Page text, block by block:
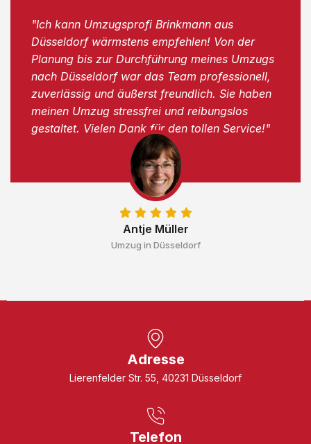
Antje Müller
Umzug in Düsseldorf
"Ich kann Umzugsprofi Brinkmann aus
Düsseldorf wärmstens empfehlen! Von der
Planung bis zur Durchführung meines Umzugs
nach Düsseldorf war das Team professionell,
zuverlässig und äußerst freundlich. Sie haben
meinen Umzug stressfrei und reibungslos
gestaltet. Vielen Dank für den tollen Service!"
Adresse
Lierenfelder Str. 55, 40231 Düsseldorf
Telefon